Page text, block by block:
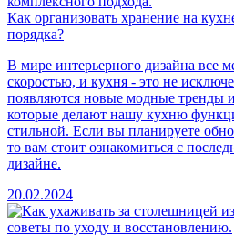
Как организовать хранение на
порядка?
В мире интерьерного дизайна все
скоростью, и кухня - это не
появляются новые модные тренды
которые делают нашу кухню
стильной. Если вы планируете
то вам стоит ознакомиться с
дизайне.
20.02.2024